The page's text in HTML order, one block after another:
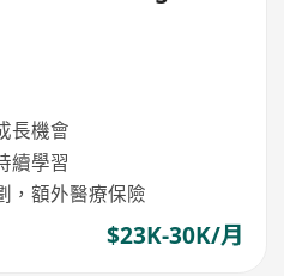
長機會
續學習
，額外醫療保險
$23K-30K/月